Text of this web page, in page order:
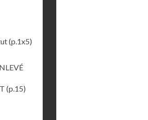
(p.1x5)
(p.15)